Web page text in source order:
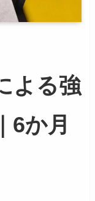
よる強
6か月